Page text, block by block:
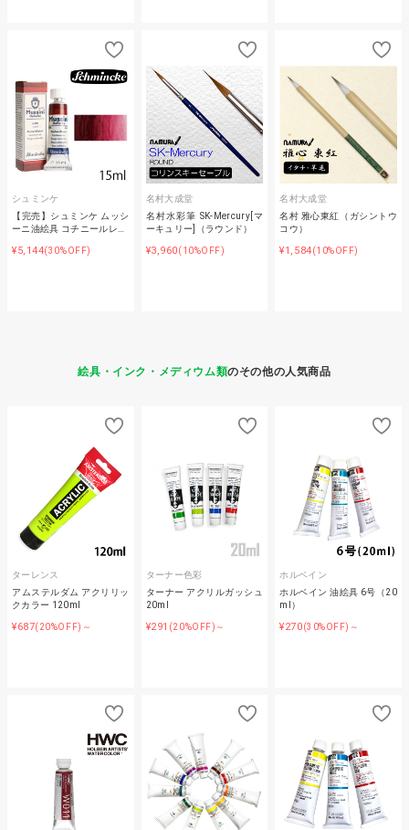
シュミンケ
【完売】シュミンケ ムッシ
ーニ油絵具 コチニールレ…
¥5,144(30%OFF)
名村大成堂
名村水彩筆 SK-Mercury[マ
ーキュリー]（ラウンド）
¥3,960(10%OFF)
名村大成堂
名村 雅心東紅（ガシントウ
コウ）
¥1,584(10%OFF)
絵具・インク・メディウム類のその他の人気商品
ターレンス
アムステルダム アクリリッ
クカラー 120ml
¥687(20%OFF)～
ターナー色彩
ターナー アクリルガッシュ
20ml
¥291 (20%OFF)～
ホルベイン
ホルベイン 油絵具 6号（20
ml）
¥270(30%OFF)～